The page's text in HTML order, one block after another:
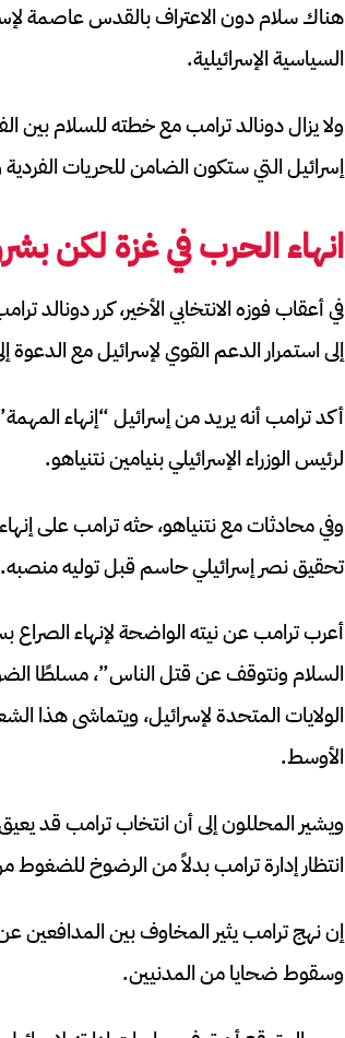
هناك سلام دون الاعتراف بالقدس عاصمة
السياسية الإسرائيلية.
ولا يزال دونالد ترامب مع خطته للسلام بين
إسرائيل التي ستكون الضامن للحريات الفردية
انهاء الحرب في غزة لكن
في أعقاب فوزه الانتخابي الأخير، كرر دونالد
إلى استمرار الدعم القوي لإسرائيل مع
أكد ترامب أنه يريد من إسرائيل “إنهاء
لرئيس الوزراء الإسرائيلي بنيامين نتنياهو.
وفي محادثات مع نتنياهو، حثه ترامب على
تحقيق نصر إسرائيلي حاسم قبل توليه منصبه.
أعرب ترامب عن نيته الواضحة لإنهاء الصراع
السلام ونتوقف عن قتل الناس”، مسلطًا
الولايات المتحدة لإسرائيل، ويتماشى هذا
الأوسط.
ويشير المحللون إلى أن انتخاب ترامب قد
انتظار إدارة ترامب بدلاً من الرضوخ للضغوط
إن نهج ترامب يثير المخاوف بين المدافعين
وسقوط ضحايا من المدنيين.